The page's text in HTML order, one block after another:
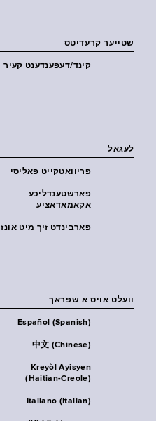
שטייער קרעדיטס
קינד/דעפענדענט קעיר
לעגאל
פּריוואטקייט פּאליסי
פארשטענדליכע
אקאמאדאציע
פארבינדט זיך מיט אונז
וועלט אויס א שפראך
Español (Spanish)
中文 (Chinese)
Kreyòl Ayisyen
(Haitian-Creole)
Italiano (Italian)